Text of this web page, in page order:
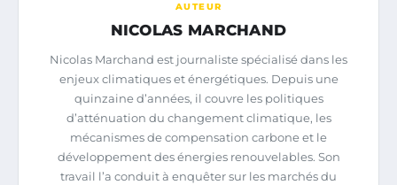
AUTEUR
NICOLAS MARCHAND
Nicolas Marchand est journaliste spécialisé dans les
enjeux climatiques et énergétiques. Depuis une
quinzaine d’années, il couvre les politiques
d’atténuation du changement climatique, les
mécanismes de compensation carbone et le
développement des énergies renouvelables. Son
travail l’a conduit à enquêter sur les marchés du